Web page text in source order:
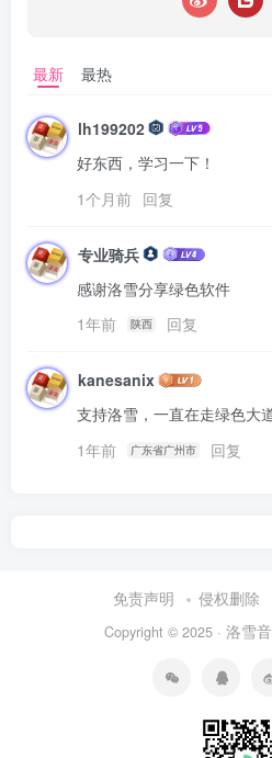
最新 最热
lh199202
好东西，学习一下！
1个月前 回复
专业骑兵
感谢洛雪分享绿色软件
1年前
陕西 回复
kanesanix
支持洛雪，一直在走绿色大
1年前
广东省广州市 回复
免责声明 侵权删除
Copyright © 2025 · 洛雪